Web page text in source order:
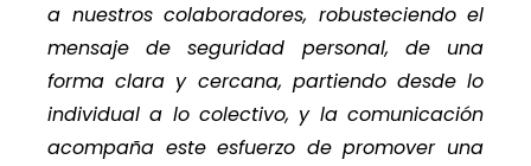
a nuestros colaboradores, robusteciendo el
mensaje de seguridad personal, de una
forma clara y cercana, partiendo desde lo
individual a lo colectivo, y la comunicación
acompaña este esfuerzo de promover una